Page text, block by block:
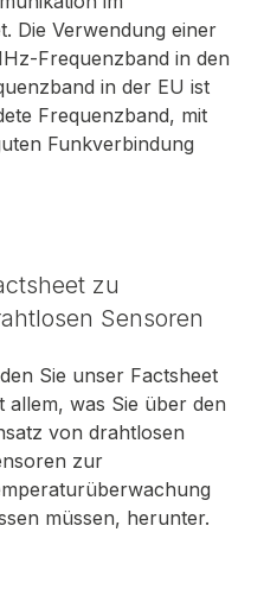
Die Verwendung einer
Frequenzband in den
in der EU ist
Frequenzband, mit
Funkverbindung
zu
Sensoren
Sie unser Factsheet
allem, was Sie über den
von drahtlosen
zur
müssen, herunter.